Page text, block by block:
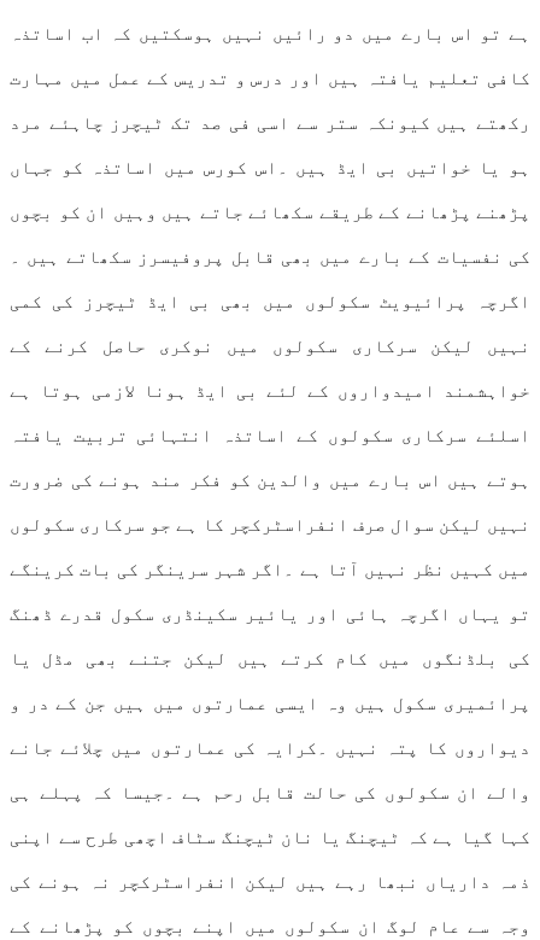
ہے تو اس بارے میں دو رائیں نہیں ہوسکتیں کہ اب اساتذہ
کافی تعلیم یافتہ ہیں اور درس و تدریس کے عمل میں مہارت
رکھتے ہیں کیونکہ ستر سے اسی فی صد تک ٹیچرز چاہئے مرد
ہو یا خواتیں بی ایڈ ہیں ۔اس کورس میں اساتذہ کو جہاں
پڑھنے پڑھانے کے طریقے سکھائے جاتے ہیں وہیں ان کو بچوں
کی نفسیات کے بارے میں بھی قابل پروفیسرز سکھاتے ہیں ۔
اگرچہ پرائیویٹ سکولوں میں بھی بی ایڈ ٹیچرز کی کمی
نہیں لیکن سرکاری سکولوں میں نوکری حاصل کرنے کے
خواہشمند امیدواروں کے لئے بی ایڈ ہونا لازمی ہوتا ہے
اسلئے سرکاری سکولوں کے اساتذہ انتہائی تربیت یافتہ
ہوتے ہیں اس بارے میں والدین کو فکر مند ہونے کی ضرورت
نہیں لیکن سوال صرف انفراسٹرکچر کا ہے جو سرکاری سکولوں
میں کہیں نظر نہیں آتا ہے ۔اگر شہر سرینگر کی بات کرینگے
تو یہاں اگرچہ ہائی اور یائیر سکینڈری سکول قدرے ڈھنگ
کی بلڈنگوں میں کام کرتے ہیں لیکن جتنے بھی مڈل یا
پرائمیری سکول ہیں وہ ایسی عمارتوں میں ہیں جن کے در و
دیواروں کا پتہ نہیں ۔کرایہ کی عمارتوں میں چلائے جانے
والے ان سکولوں کی حالت قابل رحم ہے ۔جیسا کہ پہلے ہی
کہا گیا ہے کہ ٹیچنگ یا نان ٹیچنگ سٹاف اچھی طرح سے اپنی
ذمہ داریاں نبھا رہے ہیں لیکن انفراسٹرکچر نہ ہونے کی
وجہ سے عام لوگ ان سکولوں میں اپنے بچوں کو پڑھانے کے